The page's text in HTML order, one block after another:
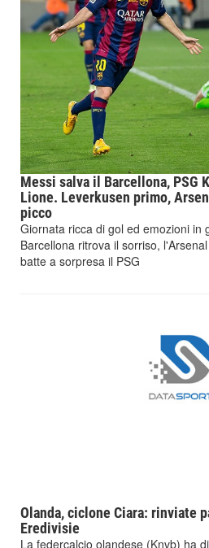
Messi salva il Barcellona, PSG
Lione. Leverkusen primo,
picco
Giornata ricca di gol ed emozioni in
Barcellona ritrova il sorriso,
batte a sorpresa il PSG
Olanda, ciclone Ciara: rinviate
Eredivisie
La federcalcio olandese (Knvb) ha